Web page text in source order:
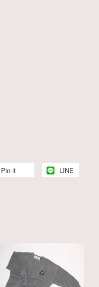
Pin it LINE